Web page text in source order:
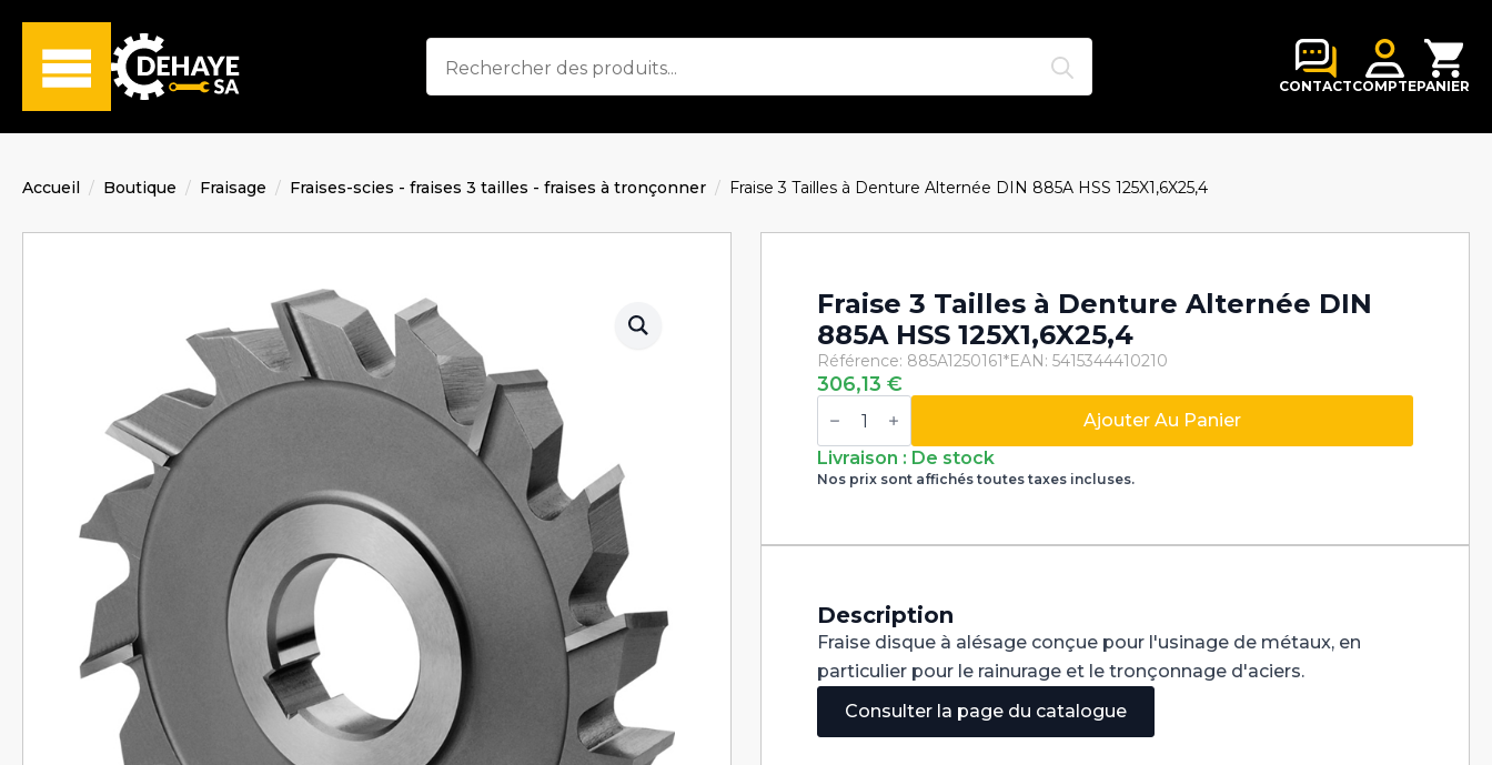
CONTACTCOMPTEPANIER
Accueil Boutique Fraisage Fraises-scies - fraises 3 tailles - fraises à tronçonner Fraise 3 Tailles à Denture Alternée DIN 885A HSS 125X1,6X25,4
Fraise 3 Tailles à Denture Alternée DIN
885A HSS 125X1,6X25,4
Référence: 885A1250161*EAN: 5415344410210
306,13€
quantité
de
3
Tailles
à
DIN
Ajouter Au Panier
Livraison : De stock
Nos prix sont affichés toutes taxes incluses.
Description
Fraise disque à alésage conçue pour l'usinage de métaux, en
particulier pour le rainurage et le tronçonnage d'aciers.
Consulter la page du catalogue